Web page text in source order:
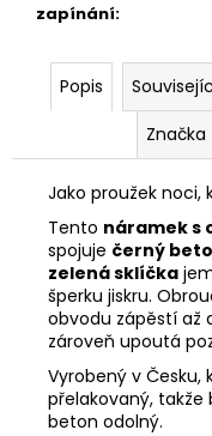
zapínání:
Popis
Značka
Jako proužek
Tento náramek s
spojuje černý
zelená sklíčka
šperku jiskru.
obvodu zápěstí až
zároveň upoutá
Vyrobený v Česku,
přelakovaný,
beton odolný.